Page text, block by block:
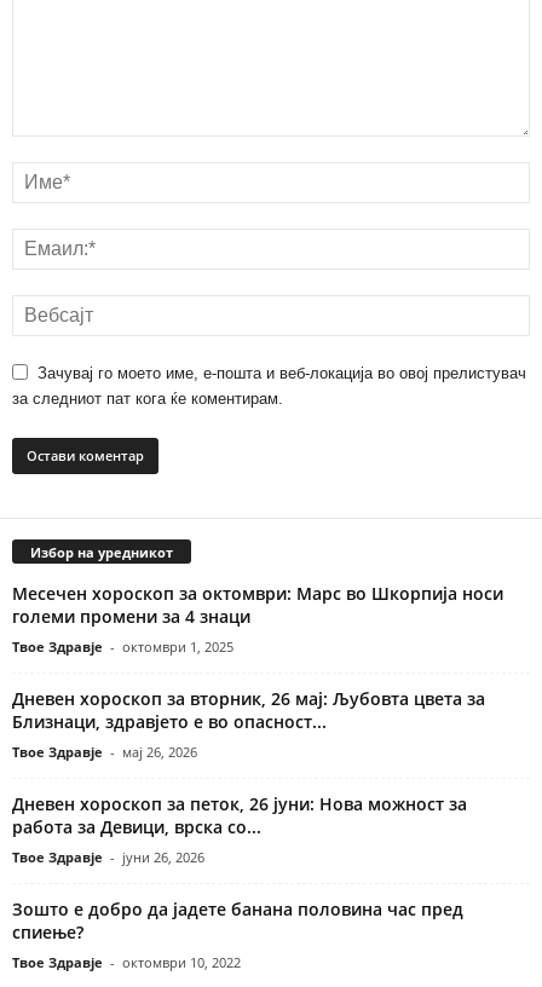
Зачувај го моето име, е-пошта и веб-локација во овој прелистувач
за следниот пат кога ќе коментирам.
Избор на уредникот
Месечен хороскоп за октомври: Марс во Шкорпија носи
големи промени за 4 знаци
Твое Здравје - октомври 1, 2025
Дневен хороскоп за вторник, 26 мај: Љубовта цвета за
Близнаци, здравјето е во опасност...
Твое Здравје - мај 26, 2026
Дневен хороскоп за петок, 26 јуни: Нова можност за
работа за Девици, врска со...
Твое Здравје - јуни 26, 2026
Зошто е добро да јадете банана половина час пред
спиење?
Твое Здравје - октомври 10, 2022